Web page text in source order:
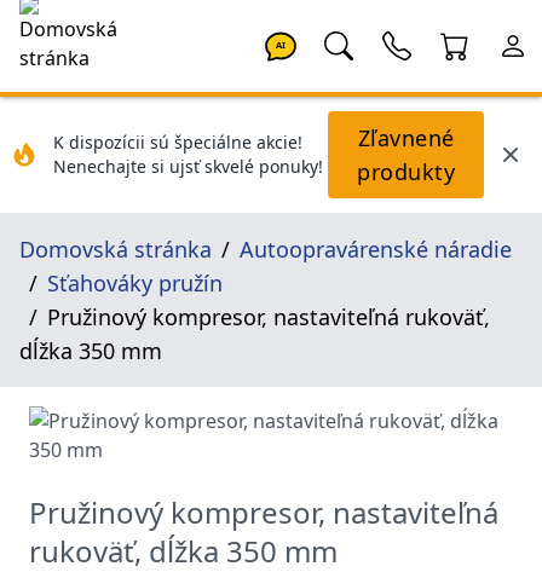
AI
K dispozícii sú špeciálne akcie!
Nenechajte si ujsť skvelé ponuky!
Zľavnené
produkty
Domovská stránka
Autoopravárenské náradie
Sťahováky pružín
Pružinový kompresor, nastaviteľná rukoväť,
dĺžka 350 mm
Pružinový kompresor, nastaviteľná
rukoväť, dĺžka 350 mm